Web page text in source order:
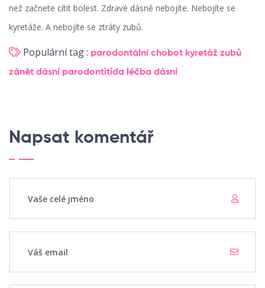
než začnete cítit bolest. Zdravé dásně nebojíte. Nebojíte se
kyretáže. A nebojíte se ztráty zubů.
Populární tag : parodontální chobot kyretáž zubů
zánět dásní parodontitida léčba dásní
Napsat komentář